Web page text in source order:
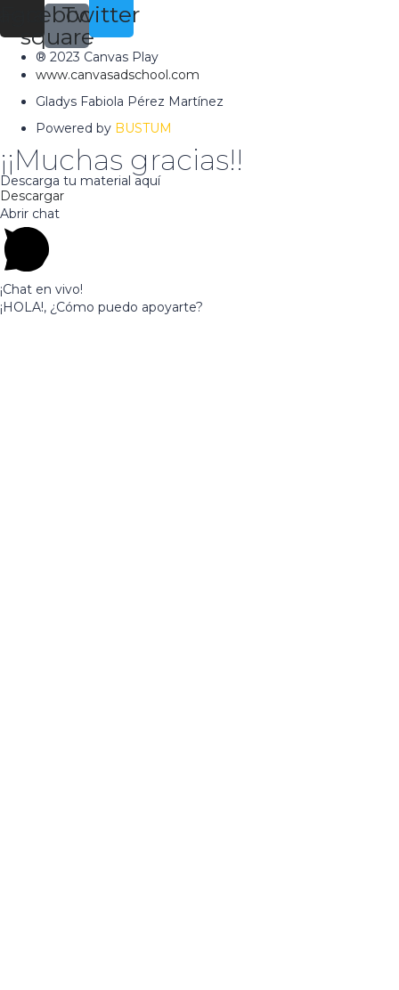
Facebook-
square
Twitter
® 2023 Canvas Play
www.canvasadschool.com
Gladys Fabiola Pérez Martínez
Powered by BUSTUM
¡¡Muchas gracias!!
Descarga tu material aquí
Descargar
Abrir chat
¡Chat en vivo!
¡HOLA!, ¿Cómo puedo apoyarte?